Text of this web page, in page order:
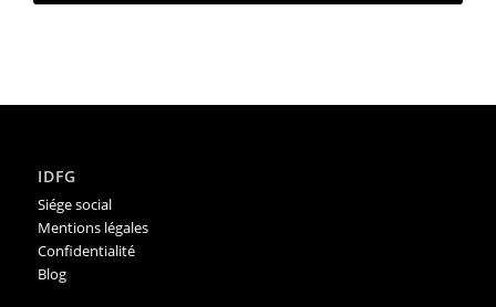
IDFG
Siége social
Mentions légales
Confidentialité
Blog